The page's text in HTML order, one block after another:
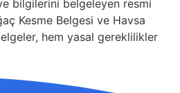
bilgilerini belgeleyen resmi
Kesme Belgesi ve Havsa
hem yasal gereklilikler